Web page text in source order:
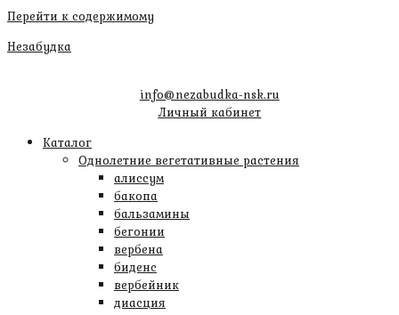
Перейти к содержимому
Незабудка
info@nezabudka-nsk.ru
Личный кабинет
Каталог
Однолетние вегетативные растения
алиссум
бакопа
бальзамины
бегонии
вербена
биденс
вербейник
диасция